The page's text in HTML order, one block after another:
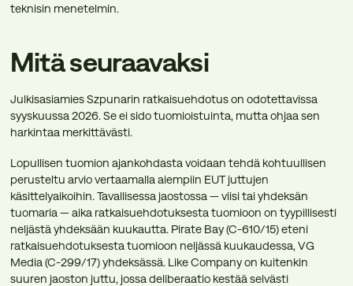
teknisin menetelmin.
Mitä seuraavaksi
Julkisasiamies Szpunarin ratkaisuehdotus on odotettavissa
syyskuussa 2026. Se ei sido tuomioistuinta, mutta ohjaa sen
harkintaa merkittävästi.
Lopullisen tuomion ajankohdasta voidaan tehdä kohtuullisen
perusteltu arvio vertaamalla aiempiin EUT juttujen
käsittelyaikoihin. Tavallisessa jaostossa — viisi tai yhdeksän
tuomaria — aika ratkaisuehdotuksesta tuomioon on tyypillisesti
neljästä yhdeksään kuukautta. Pirate Bay (C-610/15) eteni
ratkaisuehdotuksesta tuomioon neljässä kuukaudessa, VG
Media (C-299/17) yhdeksässä. Like Company on kuitenkin
suuren jaoston juttu, jossa deliberaatio kestää selvästi